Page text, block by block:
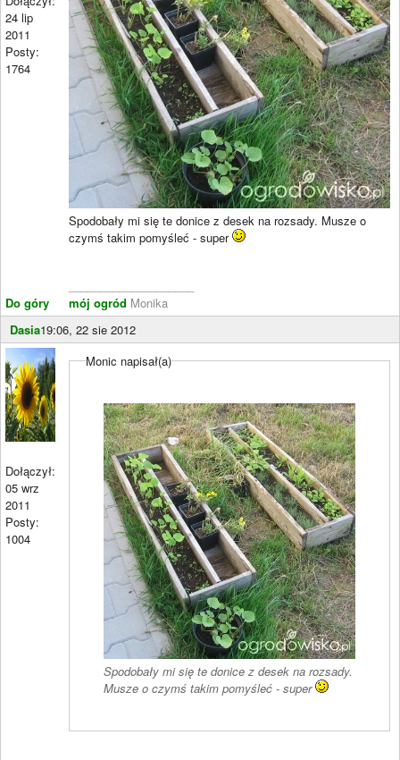
24 lip
2011
Posty:
1764
Do góry
Spodobały mi się te donice z desek na rozsady. Musze o
czymś takim pomyśleć - super
mój ogród Monika
Dasia19:06, 22 sie 2012
Dołączył:
05 wrz
2011
Posty:
1004
Monic napisał(a)
Spodobały mi się te donice z desek na rozsady.
Musze o czymś takim pomyśleć - super